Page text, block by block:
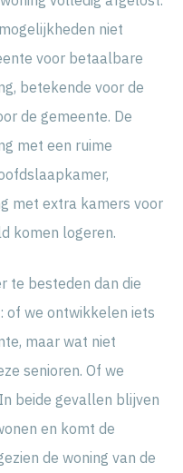
niet
voor betaalbare
betekende voor de
de gemeente. De
met een ruime
met extra kamers voor
komen logeren.
te besteden dan die
of we ontwikkelen iets
maar wat niet
senioren. Of we
beide gevallen blijven
en komt de
de woning van de